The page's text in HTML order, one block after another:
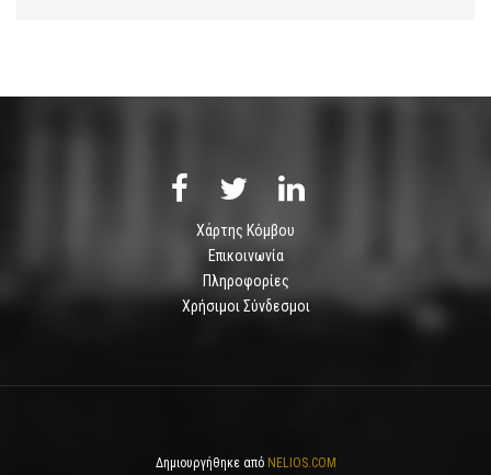
Χάρτης Κόμβου
Επικοινωνία
Πληροφορίες
Χρήσιμοι Σύνδεσμοι
Δημιουργήθηκε από NELIOS.COM